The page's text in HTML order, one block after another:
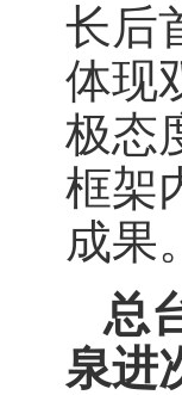
长后
体现
极态
框架
成果。
总
泉进